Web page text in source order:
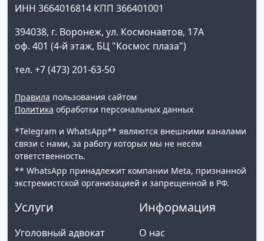
ИНН 3664016814 КПП 366401001
394038, г. Воронеж, ул. Космонавтов, 17А
оф. 401 (4-й этаж, БЦ "Космос плаза")
тел. +7 (473) 201-63-50
Правила пользования сайтом
Политика обработки персональных данных
*Telegram и WhatsApp** являются внешними каналами
связи с нами, за работу которых мы не несём
ответственность.
** WhatsApp принадлежит компании Meta, признанной
экстремистской организацией и запрещенной в РФ.
Услуги
Уголовный адвокат
Информация
О нас